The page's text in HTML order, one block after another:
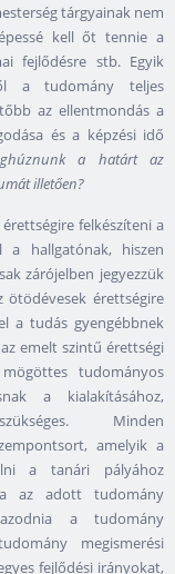
tárgyainak nem
kell őt tennie a
fejlődésre stb. Egyik
a tudomány teljes
az ellentmondás a
és a képzési idő
a határt az
illetően?
felkészíteni a
a hallgatónak, hiszen
zárójelben jegyezzük
ötödévesek érettségire
a tudás gyengébbnek
emelt szintű érettségi
tudományos
a kialakításához,
Minden
amelyik a
a tanári pályához
az adott tudomány
a tudomány
megismerési
fejlődési irányokat,